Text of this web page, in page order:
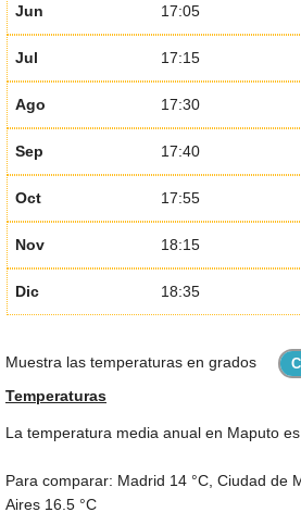
Jun 17:05
Jul 17:15
Ago 17:30
Sep 17:40
Oct 17:55
Nov 18:15
Dic 18:35
Muestra las temperaturas en grados
Temperaturas
La temperatura media anual en Maputo
Para comparar: Madrid 14 °C , Ciudad de
Aires 16.5 °C